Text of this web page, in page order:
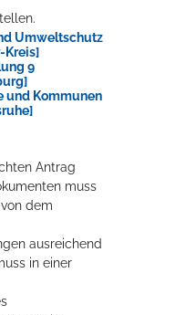
Umweltschutz
Kreis]
9
und Kommunen
Antrag
muss
dem
ausreichend
in einer